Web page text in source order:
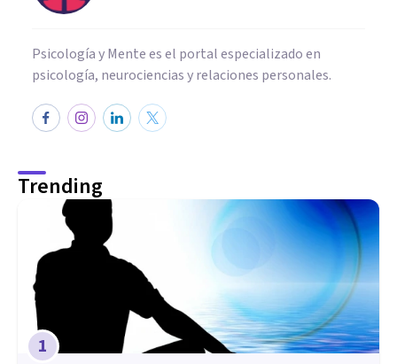
Psicología y Mente es el portal especializado en
psicología, neurociencias y relaciones personales.
Trending
1